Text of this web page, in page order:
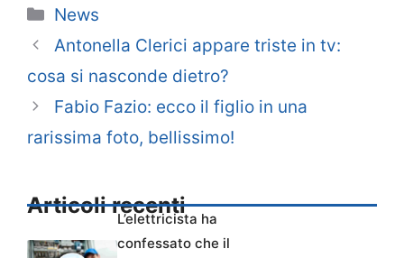
Categorie
News
Antonella Clerici appare triste in tv:
cosa si nasconde dietro?
Fabio Fazio: ecco il figlio in una
rarissima foto, bellissimo!
Articoli recenti
L’elettricista ha
confessato che il